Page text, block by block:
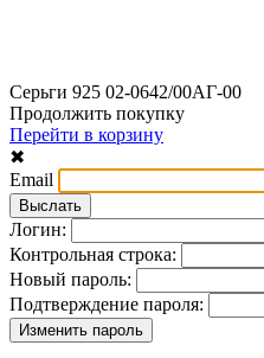
Серьги 925 02-0642/00АГ-00
Продолжить покупку
Перейти в корзину
✖
Email
Логин:
Контрольная строка:
Новый пароль:
Подтверждение пароля: